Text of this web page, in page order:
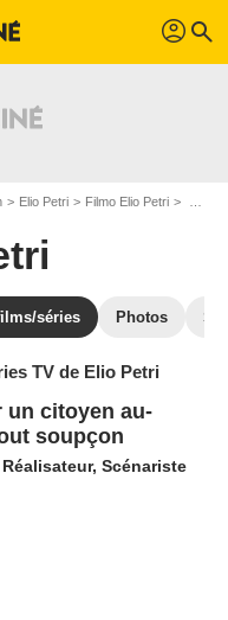
profil search
Elio Petri Filmo Elio Petri
séries Photos
TV de Elio Petri
un citoyen au-
soupçon
Scénariste